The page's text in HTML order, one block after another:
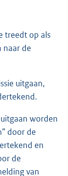
treedt op als
naar de
uitgaan,
worden
door de
en
de
van